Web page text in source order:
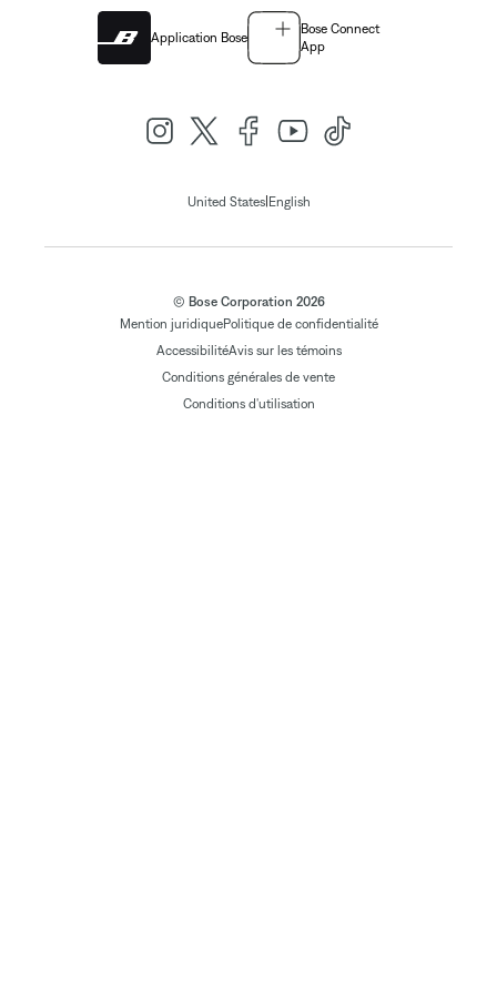
Application Bose
Bose Connect
App
United States|English
© Bose Corporation 2026
Mention juridiquePolitique de confidentialité
AccessibilitéAvis sur les témoins
Conditions générales de vente
Conditions d'utilisation